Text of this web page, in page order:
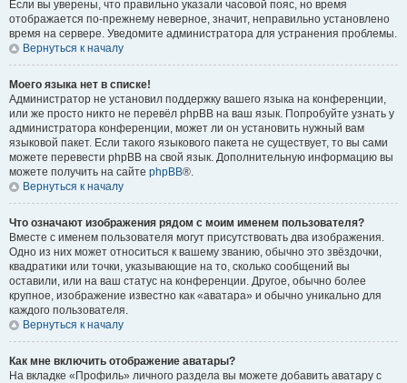
Если вы уверены, что правильно указали часовой пояс, но время
отображается по-прежнему неверное, значит, неправильно установлено
время на сервере. Уведомите администратора для устранения проблемы.
Вернуться к началу
Моего языка нет в списке!
Администратор не установил поддержку вашего языка на конференции,
или же просто никто не перевёл phpBB на ваш язык. Попробуйте узнать у
администратора конференции, может ли он установить нужный вам
языковой пакет. Если такого языкового пакета не существует, то вы сами
можете перевести phpBB на свой язык. Дополнительную информацию вы
можете получить на сайте phpBB®.
Вернуться к началу
Что означают изображения рядом с моим именем пользователя?
Вместе с именем пользователя могут присутствовать два изображения.
Одно из них может относиться к вашему званию, обычно это звёздочки,
квадратики или точки, указывающие на то, сколько сообщений вы
оставили, или на ваш статус на конференции. Другое, обычно более
крупное, изображение известно как «аватара» и обычно уникально для
каждого пользователя.
Вернуться к началу
Как мне включить отображение аватары?
На вкладке «Профиль» личного раздела вы можете добавить аватару с